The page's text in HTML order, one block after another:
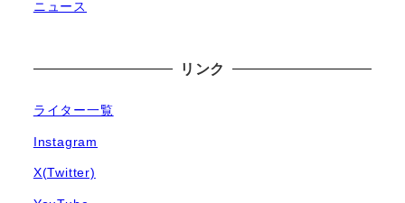
ニュース
リンク
ライター一覧
Instagram
X(Twitter)